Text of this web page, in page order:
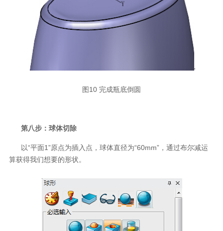
图10 完成瓶底倒圆
第八步：球体切除
以“平面1”原点为插入点，球体直径为“60mm”，通过布尔减运
算获得我们想要的形状。